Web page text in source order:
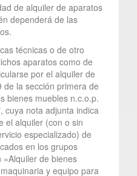
de alquiler de aparatos
dependerá de las
técnicas o de otro
aparatos como de
por el alquiler de
de la sección primera de
bienes muebles n.c.o.p.
cuya nota adjunta indica
el alquiler (con o sin
especializado) de
en los grupos
de bienes
y equipo para